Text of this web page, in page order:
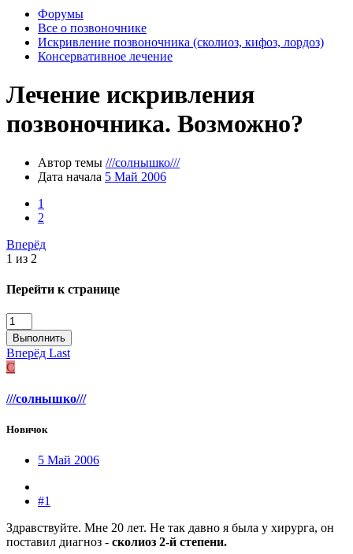
Форумы
Все о позвоночнике
Искривление позвоночника (сколиоз, кифоз, лордоз)
Консервативное лечение
Лечение искривления
позвоночника. Возможно?
Автор темы ///солнышко///
Дата начала 5 Май 2006
1
2
Вперёд
1 из 2
Перейти к странице
Выполнить
Вперёд Last
С
///солнышко///
Новичок
5 Май 2006
#1
Здравствуйте. Мне 20 лет. Не так давно я была у хирурга, он
поставил диагноз - сколиоз 2-й степени.